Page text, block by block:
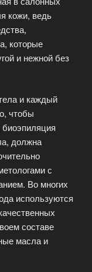
кожи, ведь
которые
и нежной без
и каждый
чтобы
должна
с
Во многих
используются
составе
масла и